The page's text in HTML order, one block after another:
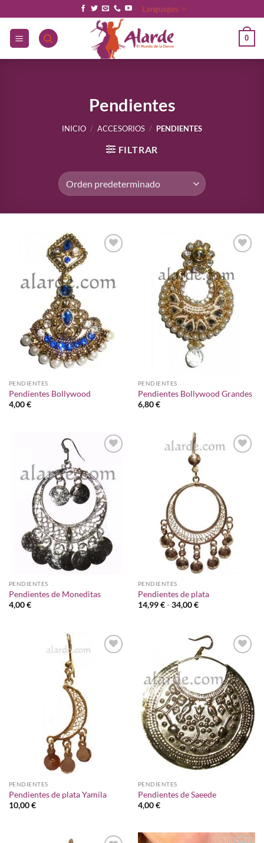
al
contenido
Languages
0
Pendientes
INICIO / ACCESORIOS / PENDIENTES
FILTRAR
deseos
PENDIENTES
Pendientes Bollywood
4,00€
lista de
deseos
PENDIENTES
Pendientes Bollywood Grandes
6,80€
a la
lista de
deseos
PENDIENTES
Pendientes de Moneditas
4,00€
PENDIENTES
Pendientes de plata
14,99€ - 34,00€Rango
14,99 €
hasta
34,00 €
PENDIENTES
Pendientes de plata Yamila
10,00€
a la
lista de
deseos
PENDIENTES
Pendientes de Saeede
4,00€